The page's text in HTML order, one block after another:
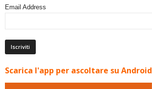
Email Address
Scarica l'app per ascoltare su Android